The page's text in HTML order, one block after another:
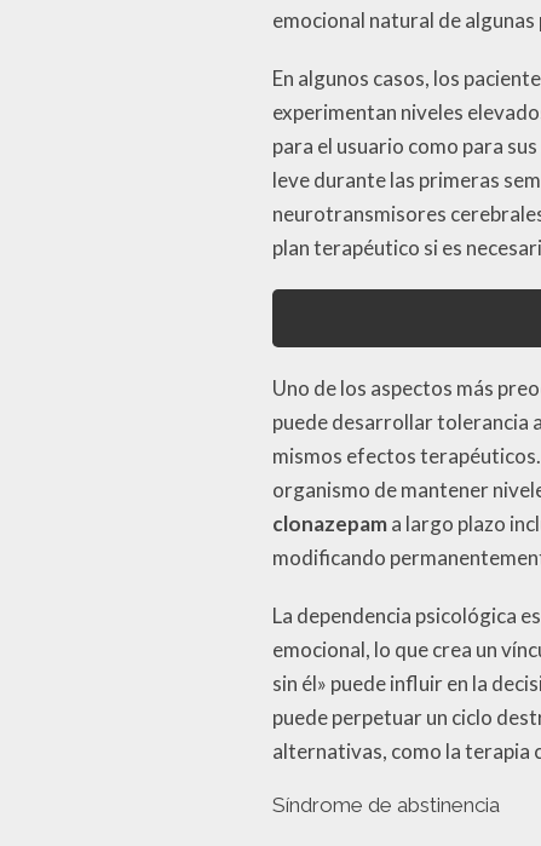
emocional natural de
En algunos casos, los
experimentan niveles
para el usuario como para
leve durante las primeras
neurotransmisores
plan terapéutico si es
Uno de los aspectos más
puede desarrollar tolerancia
mismos efectos
organismo de mantener
clonazepama largo plazo
modificando
La dependencia psicológica
emocional, lo que crea un
sin él» puede influir en la
puede perpetuar un ciclo
alternativas, como la terapia
Síndrome de abstinencia